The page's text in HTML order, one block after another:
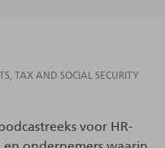
TAX AND SOCIAL SECURITY
voor HR-